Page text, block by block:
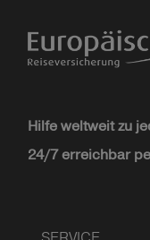
Hilfe weltweit zu
24/7 erreichbar